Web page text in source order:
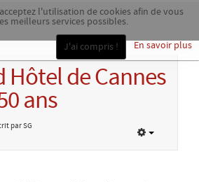
l'utilisation de cookies afin de vous
meilleurs services possibles.
En savoir plus
J'ai compris !
Hôtel de Cannes
ans
par SG